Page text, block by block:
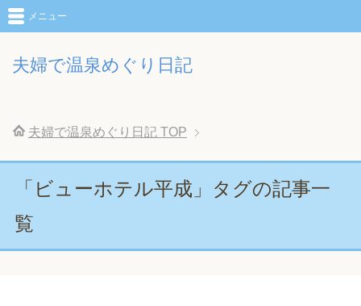
夫婦で温泉めぐり日記
メニュー
夫婦で温泉めぐり日記 TOP
「ビューホテル平成」タグの記事一
覧